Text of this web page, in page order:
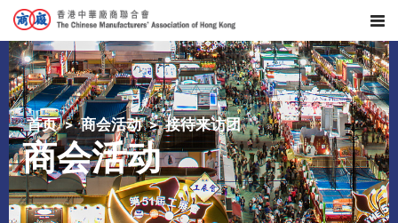
首页 商会活动 接待来访团
商会活动